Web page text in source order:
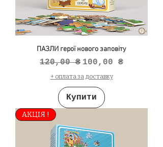
ПАЗЛИ герої нового заповіту
Звичайна ціна
120,00 ₴ За розпродажем
100,00 ₴
+ оплата за доставку
Купити
АКЦІЯ !